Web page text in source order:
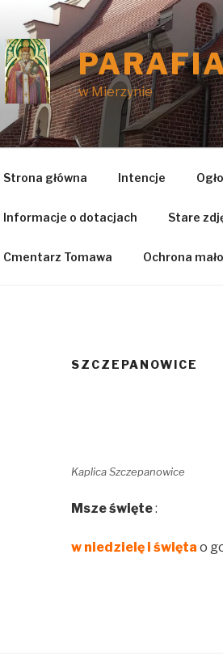
w Mierzynie
Strona główna Intencje
Informacje o dotacjach Stare
Cmentarz Tomawa Ochrona
SZCZEPANOWICE
Kaplica Szczepanowice
Msze święte:
w niedzielę i święta o